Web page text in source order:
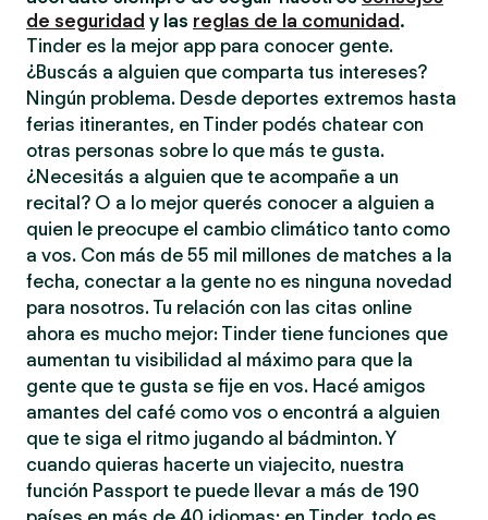
de seguridad y las reglas de la comunidad .
Tinder es la mejor app para conocer gente.
¿Buscás a alguien que comparta tus intereses?
Ningún problema. Desde deportes extremos hasta
ferias itinerantes, en Tinder podés chatear con
otras personas sobre lo que más te gusta.
¿Necesitás a alguien que te acompañe a un
recital? O a lo mejor querés conocer a alguien a
quien le preocupe el cambio climático tanto como
a vos. Con más de 55 mil millones de matches a la
fecha, conectar a la gente no es ninguna novedad
para nosotros. Tu relación con las citas online
ahora es mucho mejor: Tinder tiene funciones que
aumentan tu visibilidad al máximo para que la
gente que te gusta se fije en vos. Hacé amigos
amantes del café como vos o encontrá a alguien
que te siga el ritmo jugando al bádminton. Y
cuando quieras hacerte un viajecito, nuestra
función Passport te puede llevar a más de 190